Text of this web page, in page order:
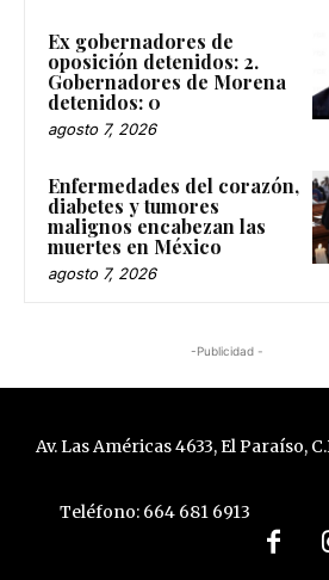
Ex gobernadores de
oposición detenidos: 2.
Gobernadores de Morena
detenidos: 0
agosto 7, 2026
Enfermedades del corazón,
diabetes y tumores
malignos encabezan las
muertes en México
agosto 7, 2026
-Publicidad -
Av. Las Américas 4633, El Paraíso,
Teléfono: 664 681 6913